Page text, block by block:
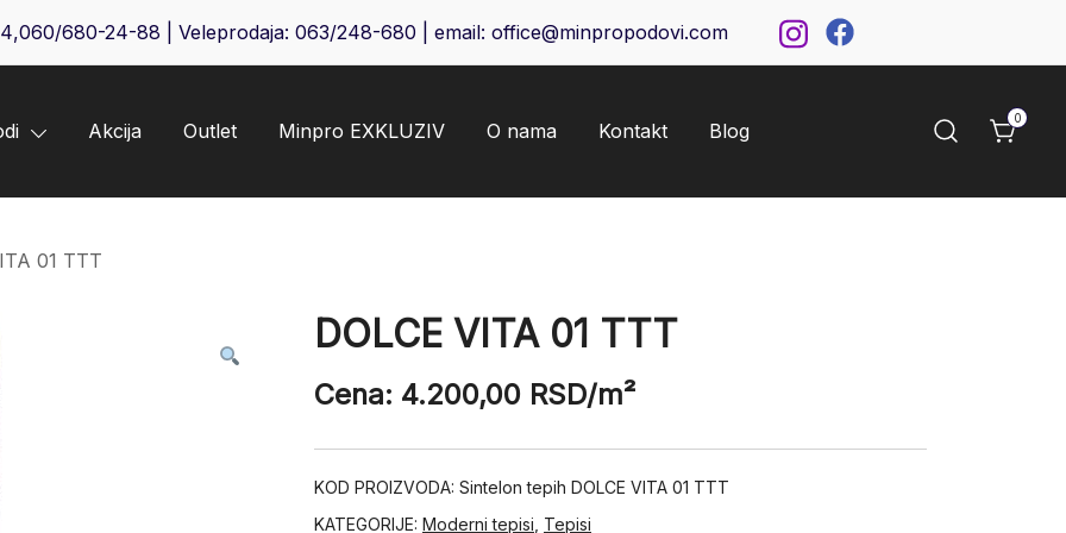
,060/680-24-88 | Veleprodaja: 063/248-680 | email: office@minpropodovi.com
Akcija Outlet Minpro EXKLUZIV O nama Kontakt Blog
0
01 TTT
DOLCE VITA 01 TTT
Cena: 4.200,00 RSD/m²
KOD PROIZVODA: Sintelon tepih DOLCE VITA 01 TTT
KATEGORIJE: Moderni tepisi Tepisi